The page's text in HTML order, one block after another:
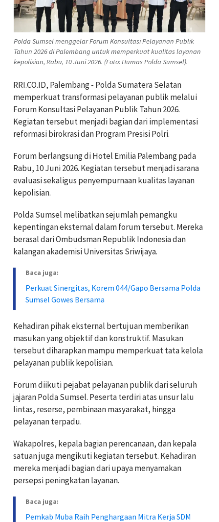
Polda Sumsel menggelar Forum Konsultasi Pelayanan Publik
Tahun 2026 di Palembang untuk memperkuat kualitas layanan
kepolisian, Rabu, 10 Juni 2026. (Foto: Humas Polda Sumsel).
RRI.CO.ID, Palembang - Polda Sumatera Selatan
memperkuat transformasi pelayanan publik melalui
Forum Konsultasi Pelayanan Publik Tahun 2026.
Kegiatan tersebut menjadi bagian dari implementasi
reformasi birokrasi dan Program Presisi Polri.
Forum berlangsung di Hotel Emilia Palembang pada
Rabu, 10 Juni 2026. Kegiatan tersebut menjadi sarana
evaluasi sekaligus penyempurnaan kualitas layanan
kepolisian.
Polda Sumsel melibatkan sejumlah pemangku
kepentingan eksternal dalam forum tersebut. Mereka
berasal dari Ombudsman Republik Indonesia dan
kalangan akademisi Universitas Sriwijaya.
Baca juga:
Perkuat Sinergitas, Korem 044/Gapo Bersama Polda
Sumsel Gowes Bersama
Kehadiran pihak eksternal bertujuan memberikan
masukan yang objektif dan konstruktif. Masukan
tersebut diharapkan mampu memperkuat tata kelola
pelayanan publik kepolisian.
Forum diikuti pejabat pelayanan publik dari seluruh
jajaran Polda Sumsel. Peserta terdiri atas unsur lalu
lintas, reserse, pembinaan masyarakat, hingga
pelayanan terpadu.
Wakapolres, kepala bagian perencanaan, dan kepala
satuan juga mengikuti kegiatan tersebut. Kehadiran
mereka menjadi bagian dari upaya menyamakan
persepsi peningkatan layanan.
Baca juga:
Pemkab Muba Raih Penghargaan Mitra Kerja SDM